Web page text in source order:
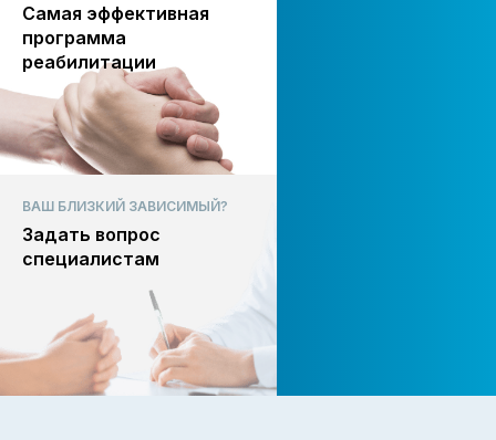
Самая эффективная
программа
реабилитации
ВАШ БЛИЗКИЙ ЗАВИСИМЫЙ?
Задать вопрос
специалистам